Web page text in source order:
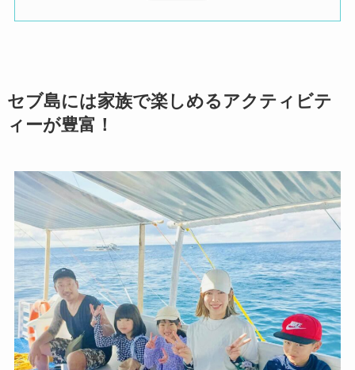
セブ島には家族で楽しめるアクティビテ
ィーが豊富！